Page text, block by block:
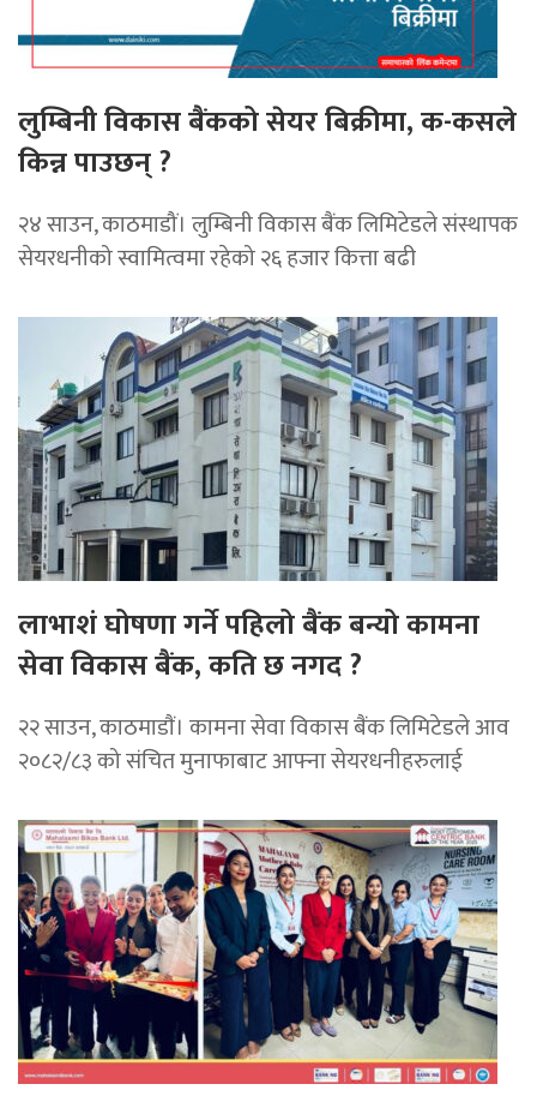
लुम्बिनी विकास बैंकको सेयर बिक्रीमा, क-कसले
किन्न पाउछन् ?
२४ साउन, काठमाडौं। लुम्बिनी विकास बैंक लिमिटेडले संस्थापक
सेयरधनीको स्वामित्वमा रहेको २६ हजार कित्ता बढी
लाभाशं घोषणा गर्ने पहिलो बैंक बन्यो कामना
सेवा विकास बैंक, कति छ नगद ?
२२ साउन, काठमाडाैं। कामना सेवा विकास बैंक लिमिटेडले आव
२०८२/८३ को संचित मुनाफाबाट आफ्ना सेयरधनीहरुलाई